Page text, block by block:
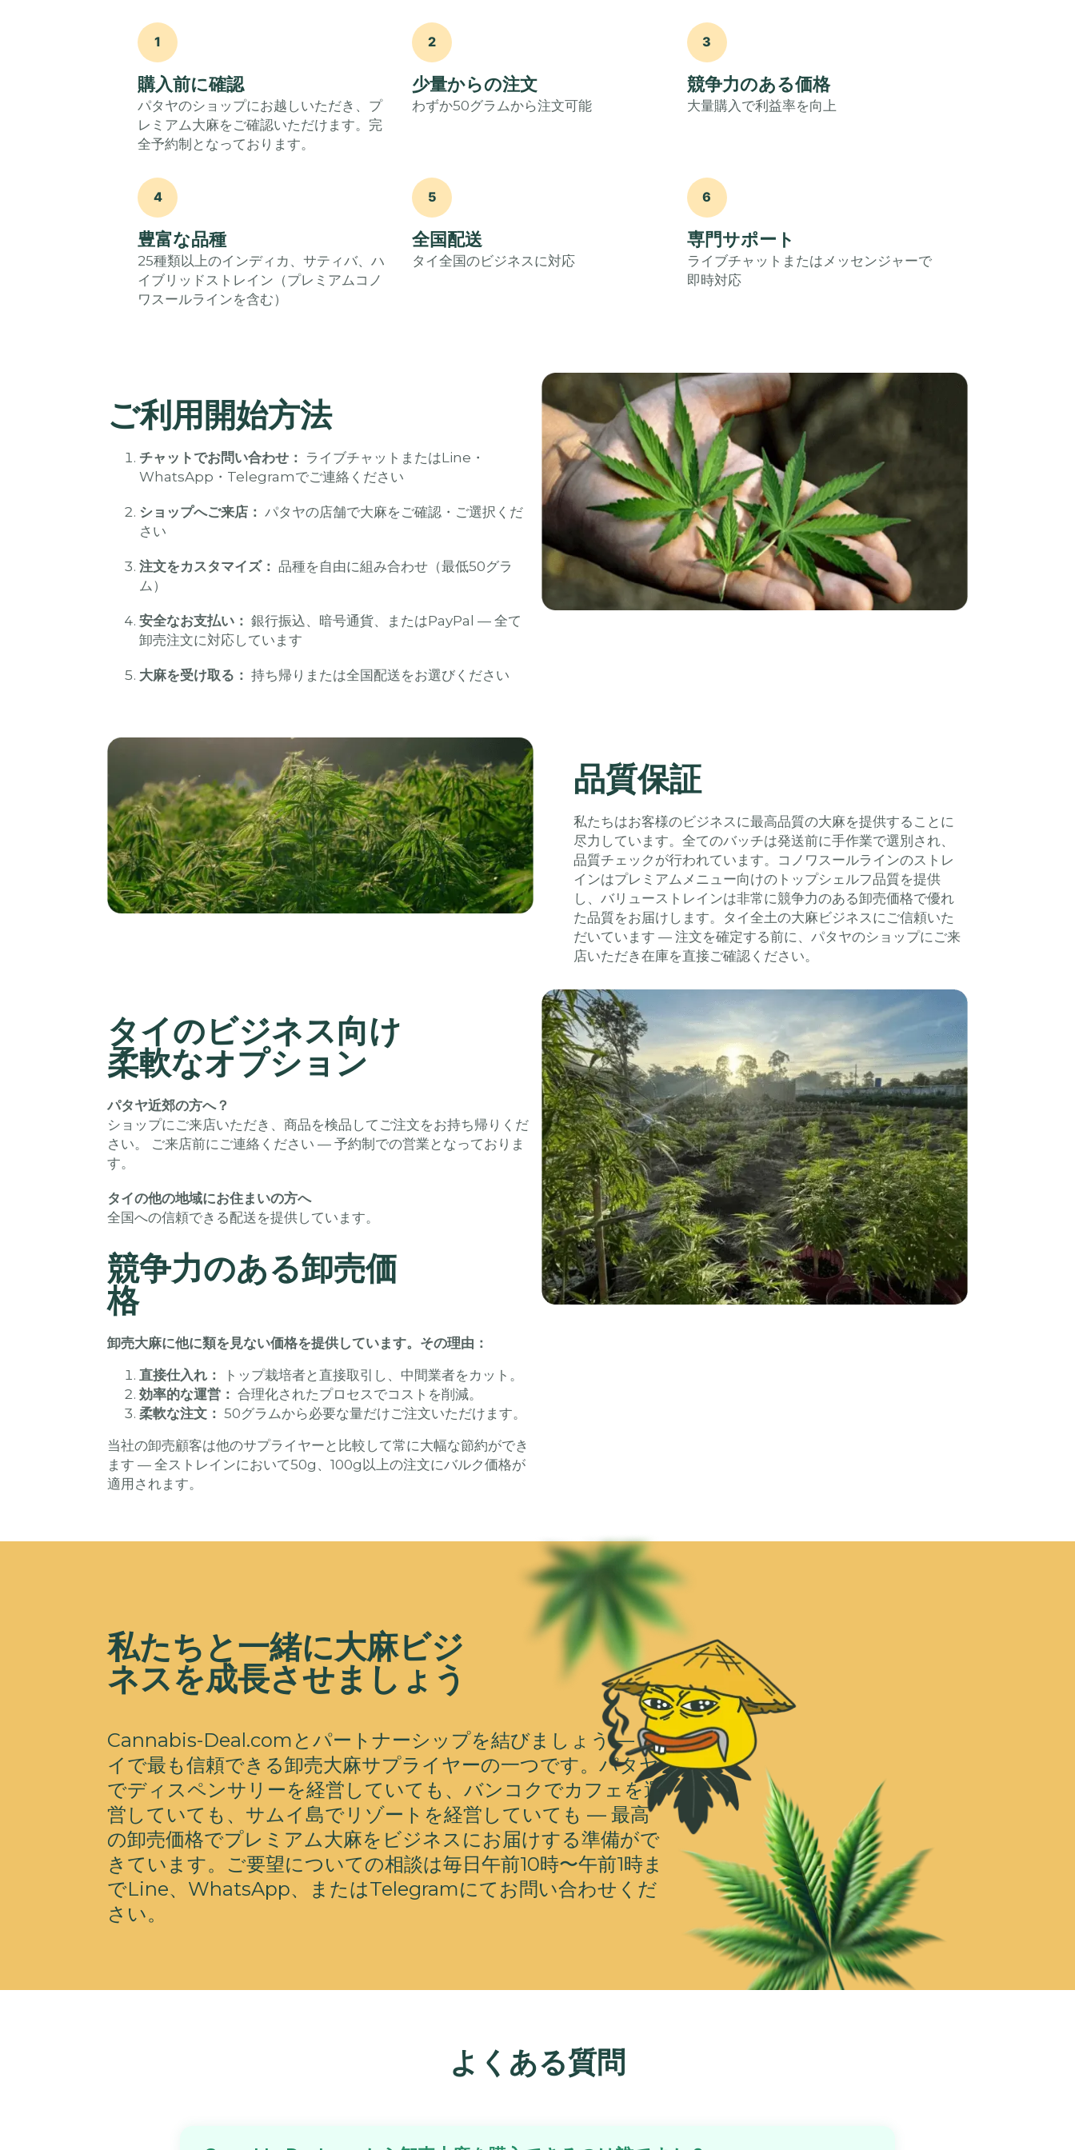
1
購入前に確認
パタヤのショップにお越しいただき、プ
レミアム大麻をご確認いただけます。完
全予約制となっております。
2
少量からの注文
わずか50グラムから注文可能
3
競争力のある価格
大量購入で利益率を向上
4
豊富な品種
25種類以上のインディカ、サティバ、ハ
イブリッドストレイン（プレミアムコノ
ワスールラインを含む）
5
全国配送
タイ全国のビジネスに対応
6
専門サポート
ライブチャットまたはメッセンジャーで
即時対応
ご利用開始方法
チャットでお問い合わせ： ライブチャットまたはLine・
WhatsApp・Telegramでご連絡ください
ショップへご来店： パタヤの店舗で大麻をご確認・ご選択くだ
さい
注文をカスタマイズ： 品種を自由に組み合わせ（最低50グラ
ム）
安全なお支払い： 銀行振込、暗号通貨、またはPayPal — 全て
卸売注文に対応しています
大麻を受け取る： 持ち帰りまたは全国配送をお選びください
品質保証
私たちはお客様のビジネスに最高品質の大麻を提供することに
尽力しています。全てのバッチは発送前に手作業で選別され、
品質チェックが行われています。コノワスールラインのストレ
インはプレミアムメニュー向けのトップシェルフ品質を提供
し、バリューストレインは非常に競争力のある卸売価格で優れ
た品質をお届けします。タイ全土の大麻ビジネスにご信頼いた
だいています — 注文を確定する前に、パタヤのショップにご来
店いただき在庫を直接ご確認ください。
タイのビジネス向け
柔軟なオプション
パタヤ近郊の方へ？
ショップにご来店いただき、商品を検品してご注文をお持ち帰りくだ
さい。 ご来店前にご連絡ください — 予約制での営業となっておりま
す。
タイの他の地域にお住まいの方へ
全国への信頼できる配送を提供しています。
競争力のある卸売価
格
卸売大麻に他に類を見ない価格を提供しています。その理由：
直接仕入れ：
トップ栽培者と直接取引し、中間業者をカット。
効率的な運営： 合理化されたプロセスでコストを削減。
柔軟な注文： 50グラムから必要な量だけご注文いただけます。
当社の卸売顧客は他のサプライヤーと比較して常に大幅な節約ができ
ます — 全ストレインにおいて50g、100g以上の注文にバルク価格が
適用されます。
私たちと一緒に大麻ビジ
ネスを成長させましょう
Cannabis-Deal.comとパートナーシップを結びましょう — タ
イで最も信頼できる卸売大麻サプライヤーの一つです。パタヤ
でディスペンサリーを経営していても、バンコクでカフェを運
営していても、サムイ島でリゾートを経営していても — 最高
の卸売価格でプレミアム大麻をビジネスにお届けする準備がで
きています。ご要望についての相談は毎日午前10時〜午前1時ま
でLine、WhatsApp、またはTelegramにてお問い合わせくだ
さい。
よくある質問